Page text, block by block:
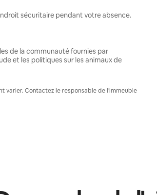
sécuritaire pendant votre absence.
de la communauté fournies par
et les politiques sur les animaux de
varier. Contactez le responsable de l'immeuble